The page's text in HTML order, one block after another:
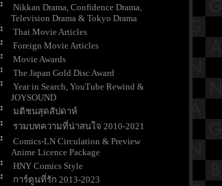
Nikkan Drama, Confidence Drama,
Television Drama & Tokyo Drama
Thai Movie Articles
Foreign Movie Articles
Movie Awards
The Japan Gold Disc Award
Year in Search, YouTube Rewind &
JOYSOUND
มติชนสุดสัปดาห์
รวมบทความที่น่าสนใจ 2010-2021
Comics-LN Circulation & Preview
Anime Licence Package
HNY Comics Style
การ์ตูนที่รัก 2013-2023